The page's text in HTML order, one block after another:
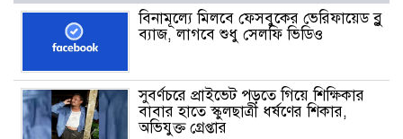
বিনামূল্যে মিলবে ফেসবুকের ভেরিফায়েড ব্লু
ব্যাজ, লাগবে শুধু সেলফি ভিডিও
সুবর্ণচরে প্রাইভেট পড়তে গিয়ে শিক্ষিকার
বাবার হাতে স্কুলছাত্রী ধর্ষণের শিকার,
অভিযুক্ত গ্রেপ্তার